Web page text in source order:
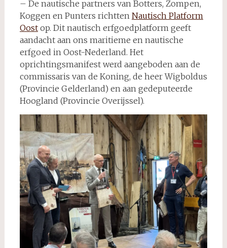
– De nautische partners van Botters, Zompen,
Koggen en Punters richtten Nautisch Platform
Oostop. Dit nautisch erfgoedplatform geeft
aandacht aan ons maritieme en nautische
erfgoed in Oost-Nederland. Het
oprichtingsmanifest werd aangeboden aan de
commissaris van de Koning, de heer Wigboldus
(Provincie Gelderland) en aan gedeputeerde
Hoogland (Provincie Overijssel).